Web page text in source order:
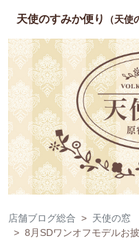
天使のすみか便り （天使
店舗ブログ総合
天使の窓
8月SDワンオフモデルお